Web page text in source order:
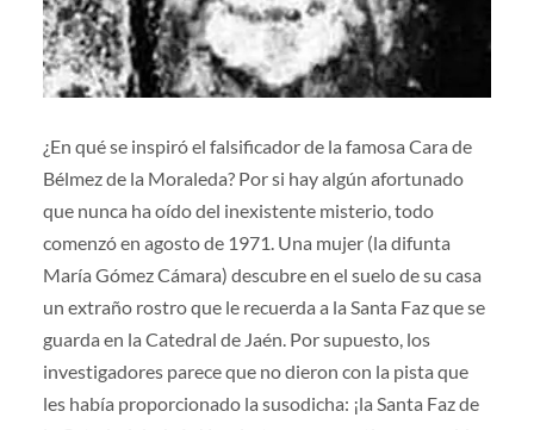
¿En qué se inspiró el falsificador de la famosa Cara de
Bélmez de la Moraleda? Por si hay algún afortunado
que nunca ha oído del inexistente misterio, todo
comenzó en agosto de 1971. Una mujer (la difunta
María Gómez Cámara) descubre en el suelo de su casa
un extraño rostro que le recuerda a la Santa Faz que se
guarda en la Catedral de Jaén. Por supuesto, los
investigadores parece que no dieron con la pista que
les había proporcionado la susodicha: ¡la Santa Faz de